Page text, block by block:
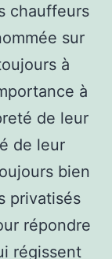
chauffeurs
sur
à
à
de leur
de leur
bien
privatisés
répondre
régissent